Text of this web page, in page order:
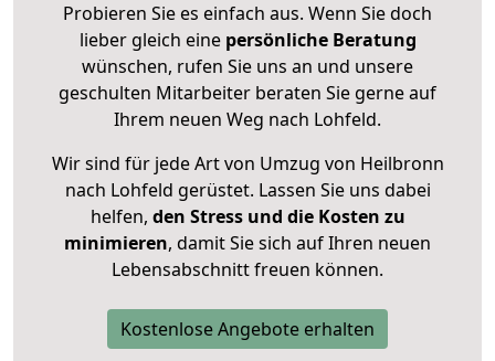
Probieren Sie es einfach aus. Wenn Sie doch
lieber gleich eine persönliche Beratung
wünschen, rufen Sie uns an und unsere
geschulten Mitarbeiter beraten Sie gerne auf
Ihrem neuen Weg nach Lohfeld.
Wir sind für jede Art von Umzug von Heilbronn
nach Lohfeld gerüstet. Lassen Sie uns dabei
helfen, den Stress und die Kosten zu
minimieren, damit Sie sich auf Ihren neuen
Lebensabschnitt freuen können.
Kostenlose Angebote erhalten